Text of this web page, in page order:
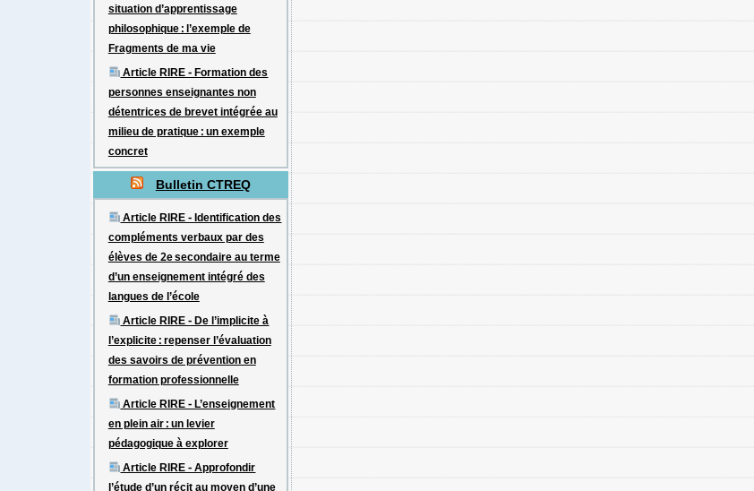
situation d’apprentissage
philosophique : l’exemple de
Fragments de ma vie
Article RIRE - Formation des
personnes enseignantes non
détentrices de brevet intégrée au
milieu de pratique : un exemple
concret
Bulletin CTREQ
Article RIRE - Identification des
compléments verbaux par des
élèves de 2e secondaire au terme
d’un enseignement intégré des
langues de l’école
Article RIRE - De l’implicite à
l’explicite : repenser l’évaluation
des savoirs de prévention en
formation professionnelle
Article RIRE - L’enseignement
en plein air : un levier
pédagogique à explorer
Article RIRE - Approfondir